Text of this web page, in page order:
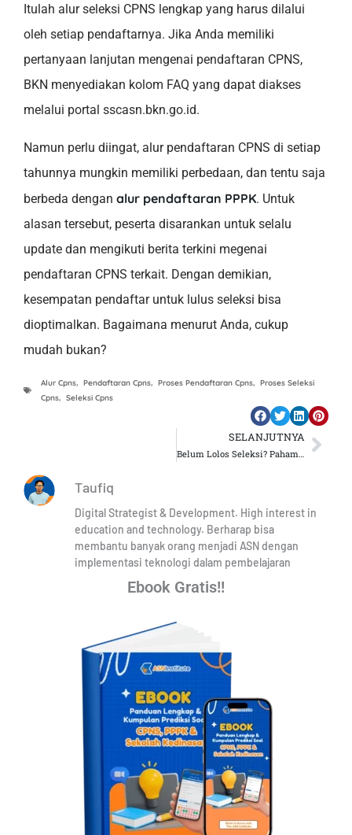
Itulah alur seleksi CPNS lengkap yang harus dilalui
oleh setiap pendaftarnya. Jika Anda memiliki
pertanyaan lanjutan mengenai pendaftaran CPNS,
BKN menyediakan kolom FAQ yang dapat diakses
melalui portal sscasn.bkn.go.id.
Namun perlu diingat, alur pendaftaran CPNS di setiap
tahunnya mungkin memiliki perbedaan, dan tentu saja
berbeda dengan alur pendaftaran PPPK. Untuk
alasan tersebut, peserta disarankan untuk selalu
update dan mengikuti berita terkini megenai
pendaftaran CPNS terkait. Dengan demikian,
kesempatan pendaftar untuk lulus seleksi bisa
dioptimalkan. Bagaimana menurut Anda, cukup
mudah bukan?
Alur Cpns, Pendaftaran Cpns, Proses Pendaftaran Cpns, Proses Seleksi
Cpns, Seleksi Cpns
SELANJUTNYA
Taufiq
Digital Strategist & Development. High interest in
education and technology. Berharap bisa
membantu banyak orang menjadi ASN dengan
implementasi teknologi dalam pembelajaran
Ebook Gratis!!